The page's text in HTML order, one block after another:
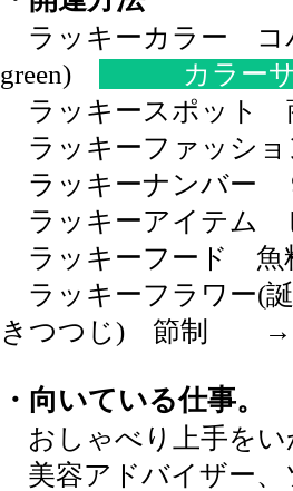
ラッキーカラー コ
green)
カラー
ラッキースポット
ラッキーファッシ
ラッキーナンバー
ラッキーアイテム
ラッキーフード 魚
ラッキーフラワー(
きつつじ) 節制
・向いている仕事。
おしゃべり上手をい
美容アドバイザー、